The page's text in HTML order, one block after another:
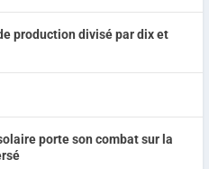
production divisé par dix et
porte son combat sur la